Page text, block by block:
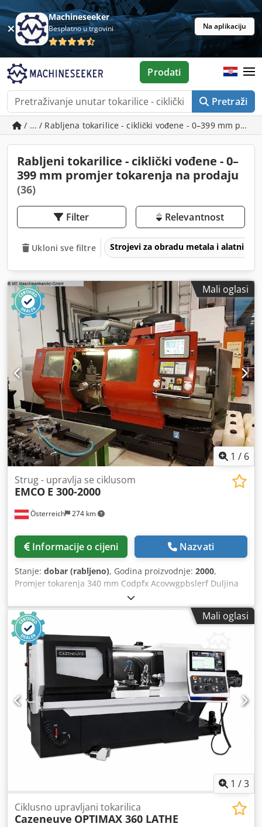
Machineseeker
Besplatno u trgovini Na aplikaciju
Pretraži
Prodati
/ ... / Rabljena tokarilice - ciklički vođene - 0–399 mm
Rabljeni tokarilice - ciklički vođene - 0–
399 mm promjer tokarenja na prodaju
(36)
Filter Relevantnost
Ukloni sve filtre Strojevi za obradu metala i alatni
Mali oglasi
1 / 6
Österreich 274 km
Strug - upravlja se ciklusom
EMCO E 300-2000
Informacije o cijeni Nazvati
Stanje: dobar (rabljeno), Godina proizvodnje: 2000,
Promjer tokarenja 340 mm Codpfx Acovwgpbslerf Duljina
tokarenja 2000 mm FAGOR 8055 kontrola Promjer ljuljačke
550 mm Provrt vretena 108 mm Broj okretaja vretena -
kontinuirano promjenjiv 2500 o/min Pogonska snaga 16,5
kW Hod pinole 220 mm Promjer pinole 100 mm Ukupna
potrebna snaga 19 kW Težina stroja cca 4300 kg Potreban
prostor cca 4300 x 1600 x 1800 m Ovaj tokarski stroj EMCO
E 300x2000 dolazi s kompletnim priborom dostavljeno.
Opis: - Uređaj za rashladno sredstvo - Komad okvira
otvoren 20-145 mm - 1 komad okvira zatvoren 15-185 mm -
1 komad prednje ploče - 1 komad stezne glave s tri čeljusti
- 1 komad stezne glave D=400 mm - Spremni 4-sklopivi
držač alata - Razno Držač alata
Mali oglasi
1 /3
Ciklusno upravljani tokarilica
Cazeneuve OPTIMAX 360 LATHE